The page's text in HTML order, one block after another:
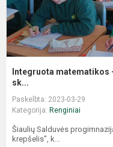
Integruota
sk...
Paskelbta: 2023-03-29
Kategorija: Renginiai
Šiaulių Salduvės
krepšelis", k...